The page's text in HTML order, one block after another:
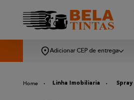
Adicionar CEP de entrega
Linha Imobiliaria Spray